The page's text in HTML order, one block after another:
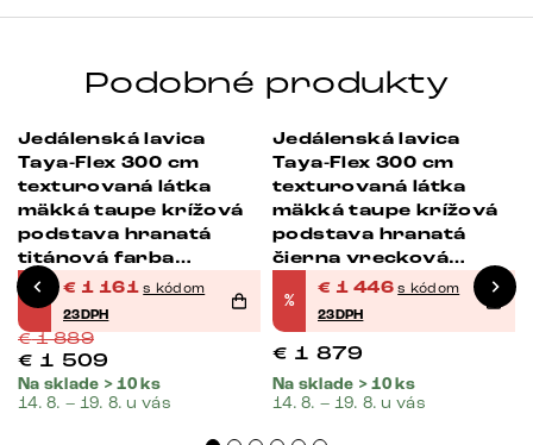
Podobné produkty
Jedálenská lavica
Taya-Flex 300 cm
texturovaná látka
mäkká taupe krížová
podstava hranatá
titánová farba
vrecková pružina
%
€ 1 161 s kódom
23DPH
€1 889
€ 1 509
Na sklade > 10 ks
14. 8. – 19. 8. u vás
Jedálenská lavica
Taya-Flex 300 cm
texturovaná látka
mäkká taupe krížová
podstava hranatá
čierna vrecková
pružina
%
€ 1 446 s kódom
23DPH
€ 1 879
Na sklade > 10 ks
14. 8. – 19. 8. u vás